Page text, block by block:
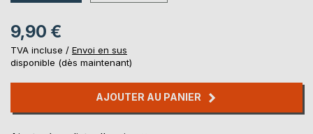
9,90 €
TVA incluse / Envoi en sus
disponible (dès maintenant)
AJOUTER AU PANIER